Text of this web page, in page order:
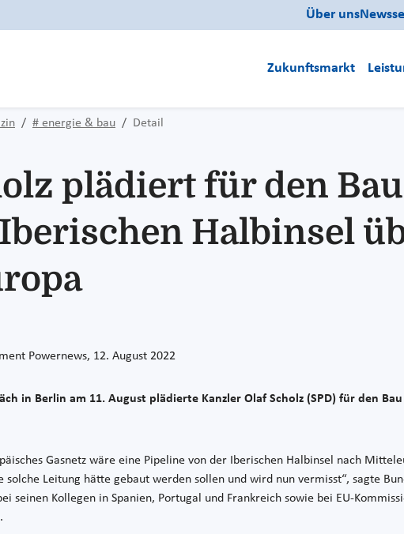
Über uns
Zukunftsmarkt
# energie & bau Detail
plädiert für den
Halbinsel
Powernews, 12. August 2022
in Berlin am 11. August plädierte Kanzler Olaf Scholz (SPD) für den
Gasnetz wäre eine Pipeline von der Iberischen Halbinsel nach
solche Leitung hätte gebaut werden sollen und wird nun vermisst“, sagte
seinen Kollegen in Spanien, Portugal und Frankreich sowie bei EU-